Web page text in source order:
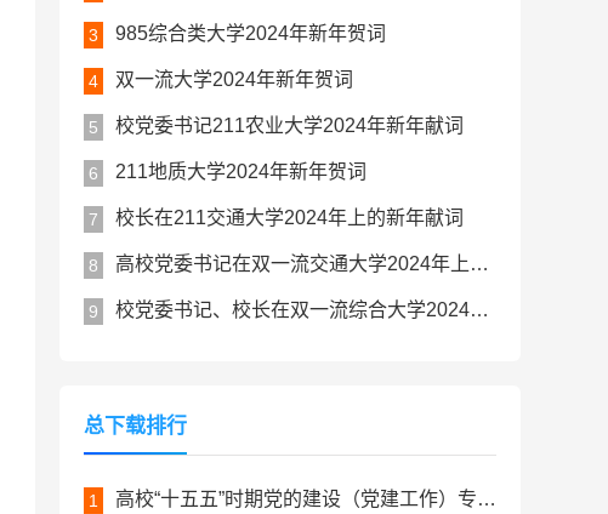
3 985综合类大学2024年新年贺词
4 双一流大学2024年新年贺词
5 校党委书记211农业大学2024年新年献词
6 211地质大学2024年新年贺词
7 校长在211交通大学2024年上的新年献词
8 高校党委书记在双一流交通大学2024年上的新年贺词
9 校党委书记、校长在双一流综合大学2024年上的新年献词
总下载排行
1 高校“十五五”时期党的建设（党建工作）专项规划